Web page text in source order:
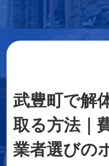
武豊町で解
取る方法｜
業者選びの